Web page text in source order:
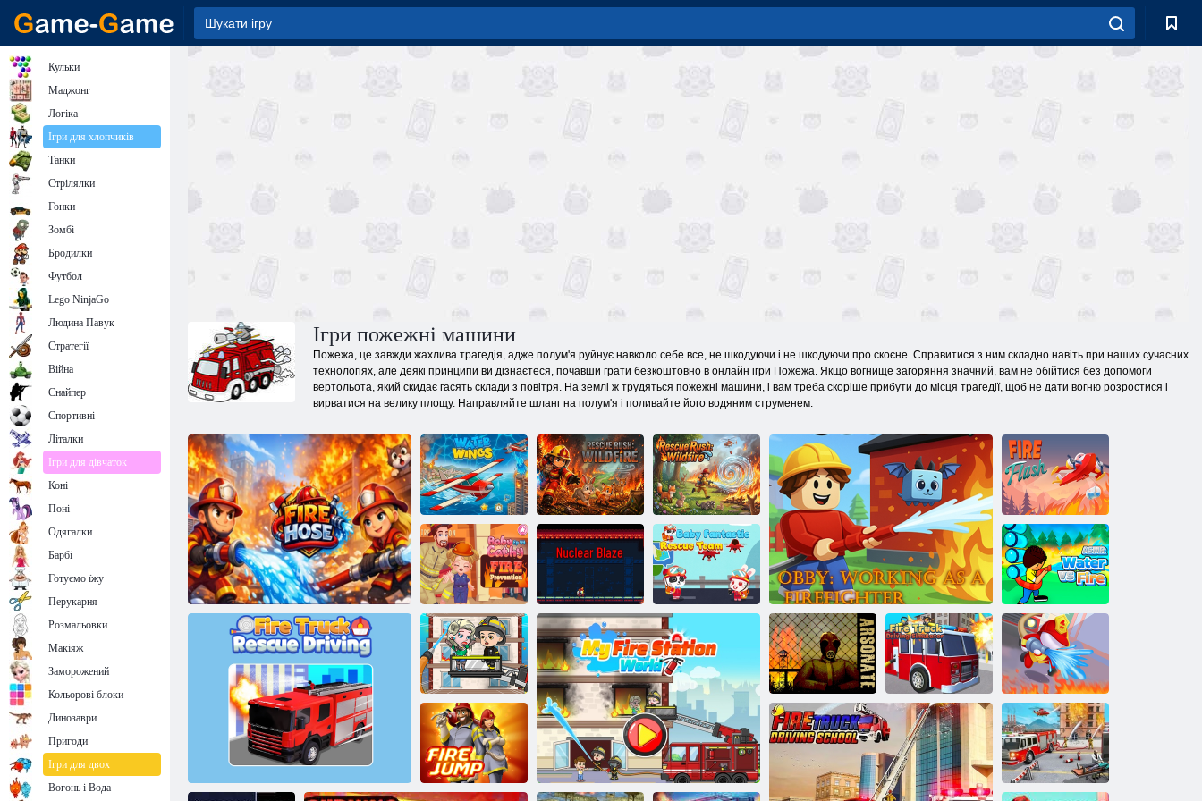
Ігри пожежні машини
Пожежа, це завжди жахлива трагедія, адже полум'я руйнує навколо себе все, не шкодуючи і не шкодуючи про скоєне. Справитися з ним складно навіть при наших сучасних
технологіях, але деякі принципи ви дізнаєтеся, почавши грати безкоштовно в онлайн ігри Пожежа. Якщо вогнище загоряння значний, вам не обійтися без допомоги
вертольота, який скидає гасять склади з повітря. На землі ж трудяться пожежні машини, і вам треба скоріше прибути до місця трагедії, щоб не дати вогню розростися і
вирватися на велику площу. Направляйте шланг на полум'я і поливайте його водяним струменем.
Пожежний шланг
Водні крила
Рятувальна
операція -
Лісова пожежа
Рятувальна
Лісова пожежа
OBBI: Робочі пожежники
Вогневий
спалах
Baby Katie
Episode 44: Fire
Security
Ядерний
пожежа
Фантастична
Команда
Порятунку
Вода проти
вогню
Моя пожежна
частина: Світ
Підпал
Симулятор
водіння
пожежної
машини
Пожежний 3D
Кульки
Маджонг
Логіка
Ігри для хлопчиків
Танки
Стрілялки
Гонки
Зомбі
Бродилки
Футбол
Lego NinjaGo
Людина Павук
Стратегії
Війна
Снайпер
Спортивні
Літалки
Ігри для дівчаток
Коні
Поні
Одягалки
Барбі
Готуємо їжу
Перукарня
Розмальовки
Макіяж
Заморожений
Кольорові блоки
Динозаври
Пригоди
Ігри для двох
Вогонь і Вода